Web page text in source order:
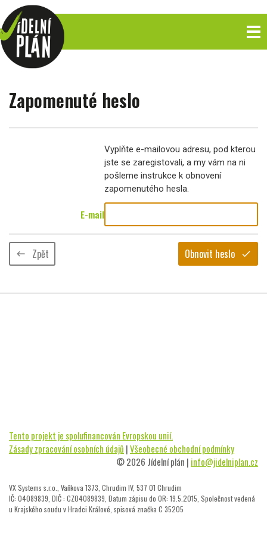
Zapomenuté heslo
Vyplňte e-mailovou adresu, pod kterou
jste se zaregistovali, a my vám na ni
pošleme instrukce k obnovení
zapomenutého hesla.
E-mail
keyboard_backspace Zpět Obnovit heslo check
Tento projekt je spolufinancován Evropskou unií.
Zásady zpracování osobních údajů |Všeobecné obchodní podmínky
© 2026 Jídelní plán | info@jidelniplan.cz
VX Systems s.r.o., Vaňkova 1373, Chrudim IV, 537 01 Chrudim
IČ: 04089839, DIČ : CZ04089839, Datum zápisu do OR: 19.5.2015, Společnost vedená
u Krajského soudu v Hradci Králové, spisová značka C 35205